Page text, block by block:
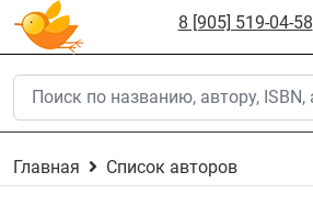
8 [905] 519-04-58
Главная Список авторов